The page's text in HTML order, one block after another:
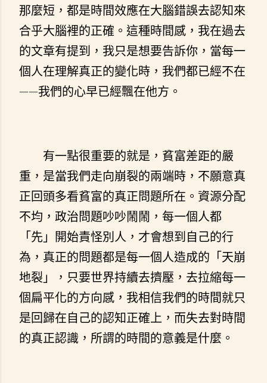
那麼短，都是時間效應在大腦錯誤去認知來
合乎大腦裡的正確。這種時間感，我在過去
的文章有提到，我只是想要告訴你，當每一
個人在理解真正的變化時，我們都已經不在
——我們的心早已經飄在他方。
有一點很重要的就是，貧富差距的嚴
重，是當我們走向崩裂的兩端時，不願意真
正回頭多看貧富的真正問題所在。資源分配
不均，政治問題吵吵鬧鬧，每一個人都
「先」開始責怪別人，才會想到自己的行
為，真正的問題都是每一個人造成的「天崩
地裂」，只要世界持續去擠壓，去拉縮每一
個扁平化的方向感，我相信我們的時間就只
是回歸在自己的認知正確上，而失去對時間
的真正認識，所謂的時間的意義是什麼。